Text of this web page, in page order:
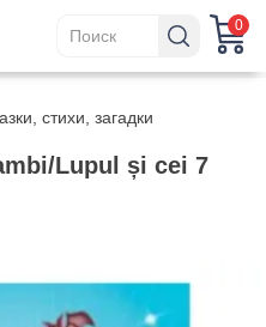
0
стихи, загадки
Lupul și cei 7